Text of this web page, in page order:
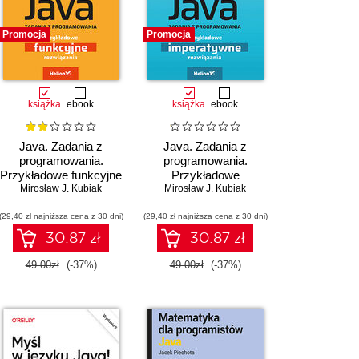
Promocja
książka ebook
Java. Zadania z
programowania.
Przykładowe funkcyjne
rozwiązania
Mirosław J. Kubiak
zł najniższa cena z 30 dni)
30.87 zł
49.00zł (-37%)
Promocja
książka ebook
Java. Zadania z
programowania.
Przykładowe
imperatywne
Mirosław J. Kubiak
(29,40 zł najniższa cena z 30 dni)
30.87 zł
49.00zł (-37%)